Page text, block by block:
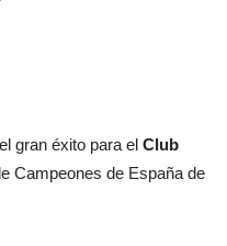
gran éxito para el Club
Campeones de España de